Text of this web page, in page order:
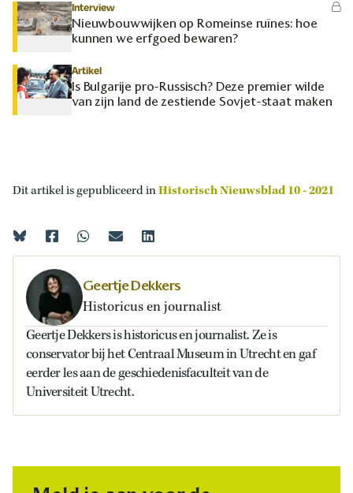
Interview
Nieuwbouwwijken op Romeinse ruïnes: hoe
kunnen we erfgoed bewaren?
Artikel
Is Bulgarije pro-Russisch? Deze premier wilde
van zijn land de zestiende Sovjet-staat maken
Dit artikel is gepubliceerd inHistorisch Nieuwsblad 10 - 2021
Geertje Dekkers
Historicus en journalist
Geertje Dekkers is historicus en journalist. Ze is
conservator bij het Centraal Museum in Utrecht en gaf
eerder les aan de geschiedenisfaculteit van de
Universiteit Utrecht.